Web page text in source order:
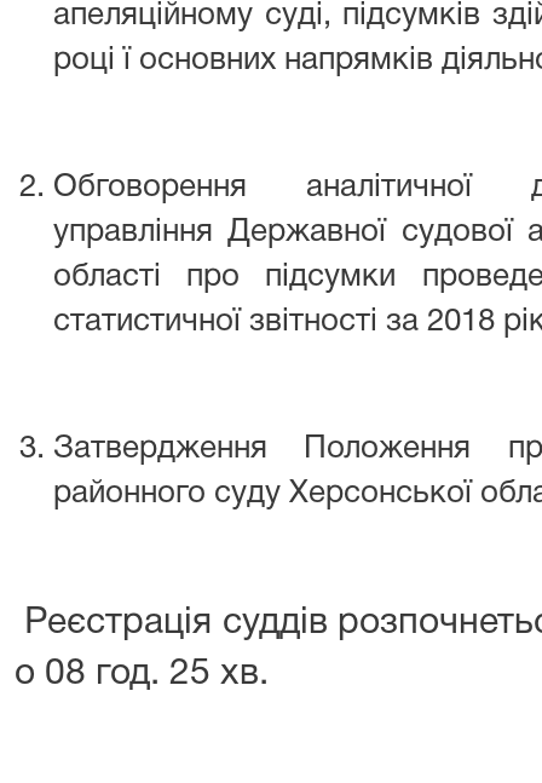
апеляційному суді, підсумків
році ї основних напрямків
Обговорення аналітичної
управління Державної судової
області про підсумки
статистичної звітності за 2018
Затвердження Положення
районного суду Херсонської
Реєстрація суддів
о 08 год. 25 хв.